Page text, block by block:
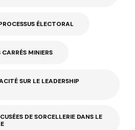
ÉLECTORAL
MINIERS
SUR LE LEADERSHIP
DE SORCELLERIE DANS LE